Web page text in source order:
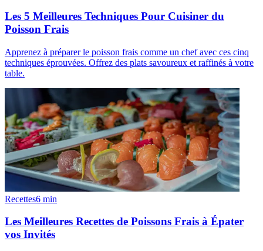
Les 5 Meilleures Techniques Pour Cuisiner du
Poisson Frais
Apprenez à préparer le poisson frais comme un chef avec ces cinq
techniques éprouvées. Offrez des plats savoureux et raffinés à votre
table.
Recettes6 min
Les Meilleures Recettes de Poissons Frais à Épater
vos Invités